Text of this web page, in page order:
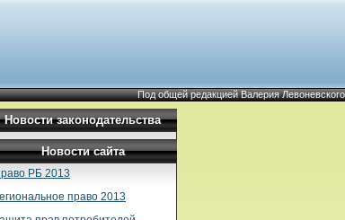
Под общей редакцией Валерия Левоневского
Новости законодательства
Новости сайта
РБ 2013
право 2013